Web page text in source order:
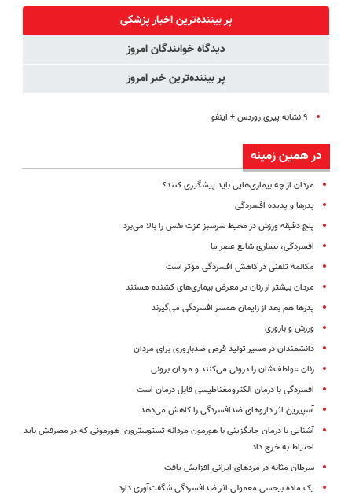
پر بیننده‌ترین اخبار پزشکی
دیدگاه خوانندگان امروز
پر بیننده‌ترین خبر امروز
۹ نشانه پیری زوردس + اینفو
در همین زمینه
مردان از چه بیماری‌هایی باید پیشگیری کنند؟
پدرها و پدیده افسردگی
پنچ دقیقه ورزش در محیط سرسبز عزت نفس را بالا می‌برد
افسردگی، بیماری شایع عصر ما
مکالمه تلفنی در کاهش افسردگی مؤثر است
مردان بیشتر از زنان در معرض بیماری‌های کشنده هستند
پدرها هم بعد از زایمان همسر افسردگی می‌گیرند
ورزش و باروری
دانشمندان در مسیر تولید قرص ضدباروری برای مردان
زنان عواطف‌شان را درونی می‌کنند و مردان برونی
افسردگی با درمان الکترومغناطیسی قابل درمان است
آسپیرین اثر داروهای ضدافسردگی را کاهش می‌دهد
آشنایی با درمان جایگزینی با هورمون مردانه تستوسترون| هورمونی که در مصرفش باید
احتیاط به خرج داد
سرطان مثانه در مردهای ایرانی افزایش یافت
یک ماده بیحسی معمولی اثر ضدافسردگی شگفت‌آوری دارد